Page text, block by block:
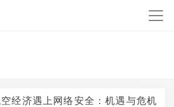
经济遇上网络安全：机遇与危机